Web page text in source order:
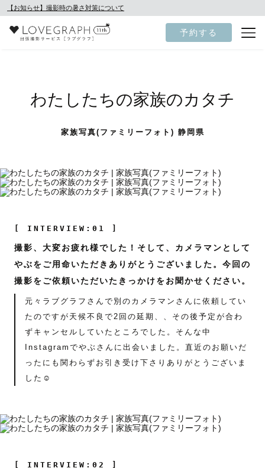
【お知らせ】撮影時の暑さ対策について
予約する
わたしたちの家族のカタチ
家族写真(ファミリーフォト) 静岡県
[ INTERVIEW:01 ]
撮影、大変お疲れ様でした！そして、カメラマンとして
やぶをご用命いただきありがとうございました。今回の
撮影をご依頼いただいたきっかけをお聞かせください。
元々ラブグラフさんで別のカメラマンさんに依頼してい
たのですが天候不良で2回の延期、、その後予定が合わ
ずキャンセルしていたところでした。そんな中
Instagramでやぶさんに出会いました。直近のお願いだ
ったにも関わらずお引き受け下さりありがとうございま
した☺️
[ INTERVIEW:02 ]